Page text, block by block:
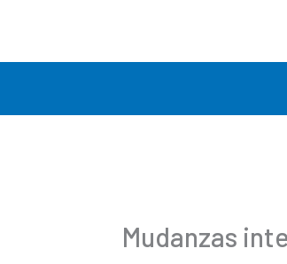
contenido
Mudanzas